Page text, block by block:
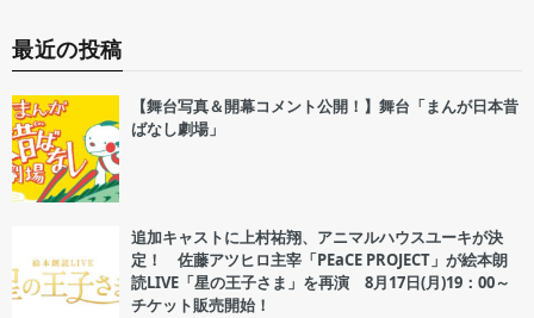
最近の投稿
【舞台写真＆開幕コメント公開！】舞台「まんが日本昔
ばなし劇場」
追加キャストに上村祐翔、アニマルハウスユーキが決
定！ 佐藤アツヒロ主宰「PEaCE PROJECT」が絵本朗
読LIVE「星の王子さま」を再演 8月17日(月)19：00～
チケット販売開始！